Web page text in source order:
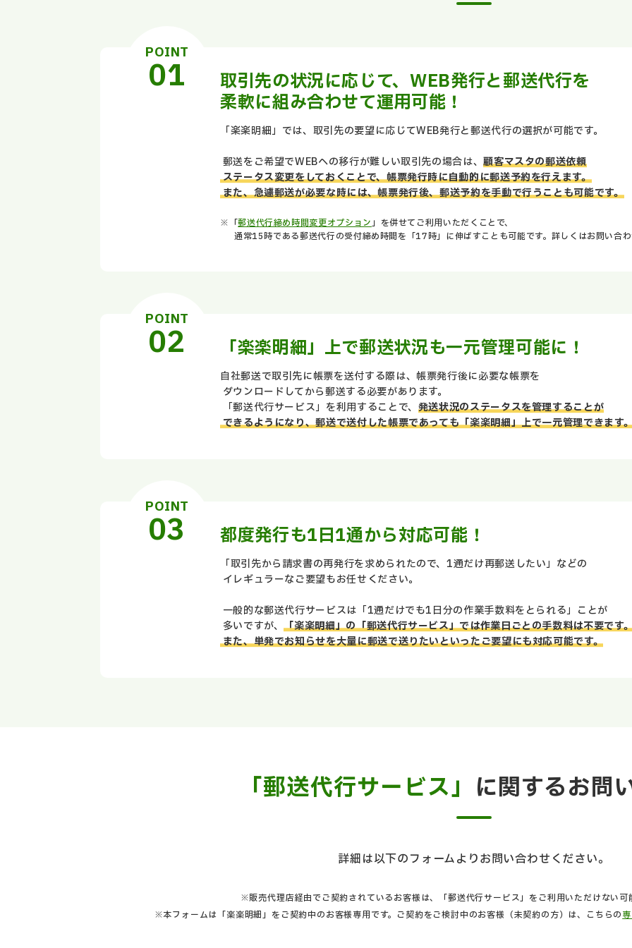
POINT
取引先の状況に応じて、WEB発行と郵送代行を
柔軟に組み合わせて運用可能！
「楽楽明細」では、取引先の要望に応じてWEB発行と郵送代行の選択が可能です。
郵送をご希望でWEBへの移行が難しい取引先の場合は、顧客マスタの郵送依頼
ステータス変更をしておくことで、帳票発行時に自動的に郵送予約を行えます。
また、急遽郵送が必要な時には、帳票発行後、郵送予約を手動で行うことも可能です。
※「郵送代行締め時間変更オプション」を併せてご利用いただくことで、
通常15時である郵送代行の受付締め時間を「17時」に伸ばすことも可能です。詳しくはお問い合
POINT
「楽楽明細」上で郵送状況も一元管理可能に！
自社郵送で取引先に帳票を送付する際は、帳票発行後に必要な帳票を
ダウンロードしてから郵送する必要があります。
「郵送代行サービス」を利用することで、 発送状況のステータスを管理することが
できるようになり、郵送で送付した帳票であっても「楽楽明細」上で一元管理できます
POINT
都度発行も1日1通から対応可能！
「取引先から請求書の再発行を求められたので、1通だけ再郵送したい」などの
イレギュラーなご要望もお任せください。
一般的な郵送代行サービスは「1通だけでも1日分の作業手数料をとられる」ことが
多いですが、「楽楽明細」の「郵送代行サービス」では作業日ごとの手数料は不要です
また、単発でお知らせを大量に郵送で送りたいといったご要望にも対応可能です。
「郵送代行サービス」 に関するお問
詳細は以下のフォームよりお問い合わせください。
※販売代理店経由でご契約されているお客様は、「郵送代行サービス」をご利用いただけない可
※本フォームは「楽楽明細」をご契約中のお客様専用です。ご契約をご検討中のお客様（未契約の方）は、こちらの